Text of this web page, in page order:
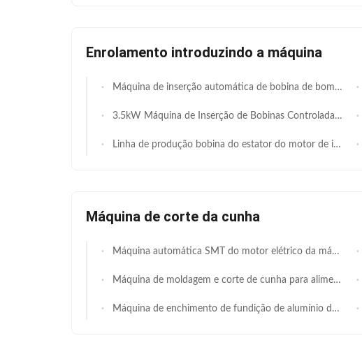
Enrolamento introduzindo a máquina
Máquina de inserção automática de bobina de bomba de poço profundo econômica com 30-100 mm de altura de pilha e servo híbrido pneumático para fabricação de motores de bomba submersíveis agrícolas e civis
3.5kW Máquina de Inserção de Bobinas Controlada por PLC para Diâmetro Interno de Estator de 110-210mm com Operação Semi-Automática
Linha de produção bobina do estator do motor de indução que introduz a anti corrosão da máquina
Máquina de corte da cunha
Máquina automática SMT do motor elétrico da máquina de corte da cunha do entalhe do estator do motor - CD150
Máquina de moldagem e corte de cunha para alimentação comprimento 10-200mm
Máquina de enchimento de fundição de alumínio do multi rotor automático das estações